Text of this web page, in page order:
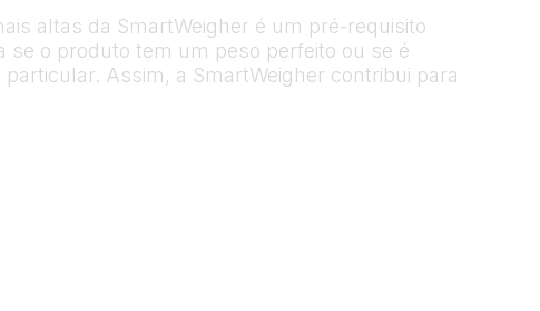
altas da SmartWeigher é um pré-requisito
o produto tem um peso perfeito ou se é
Assim, a SmartWeigher contribui para